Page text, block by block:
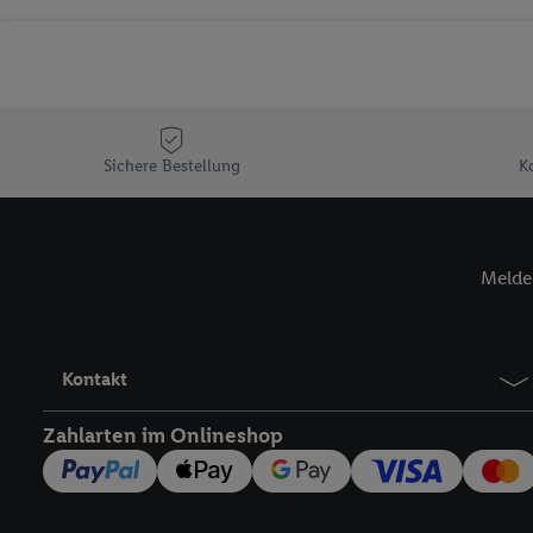
Sichere Bestellung
Kontakt
Zahlarten im Onlineshop
Sofern Sie hier Ihre
Plus-Konto einloggen,
zu erstellen (die
können, um Sie in
Hierzu wird von uns
Zudem erlauben Sie
den Lidl-Diensten
Wenn das der Fall ist,
Kundenkonto-
Insbesondere können
Nutzung der Utiq-
widerrufen - jederzeit
Telekommunikations-